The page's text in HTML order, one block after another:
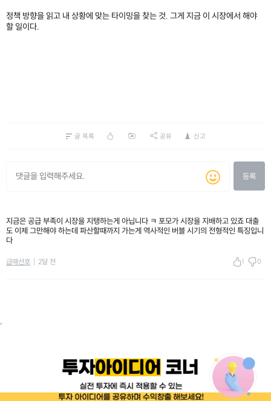
정책 방향을 읽고 내 상황에 맞는 타이밍을 찾는 것. 그게 지금 이 시장에서 해야
할 일이다.
글 목록 공유 신고
등록
지금은 공급 부족이 시장을 지탱하는게 아닙니다 ㅋ 포모가 시장을 지배하고 있죠 대출
도 이제 그만해야 하는데 파산할때까지 가는게 역사적인 버블 시기의 전형적인 특징입니
다
급매선호 2달 전 1 0
.